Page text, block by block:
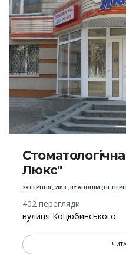
Люкс"
29 СЕРПНЯ , 2013 ,BYАНОНІМ (НЕ
402 перегляди
вулиця Коцюбинського